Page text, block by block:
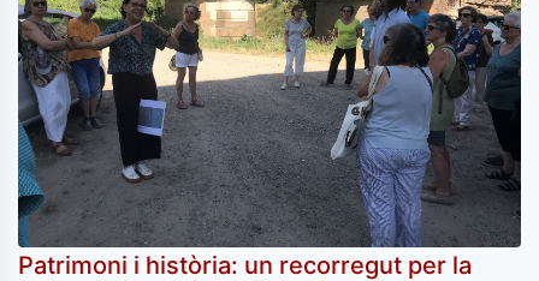
Patrimoni i història: un recorregut per la